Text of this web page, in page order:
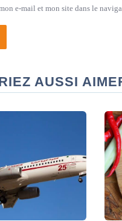
e-mail et mon site dans le
AUSSI